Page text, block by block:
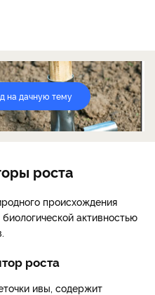
на дачную тему
роста
происхождения
активностью
роста
ивы, содержит